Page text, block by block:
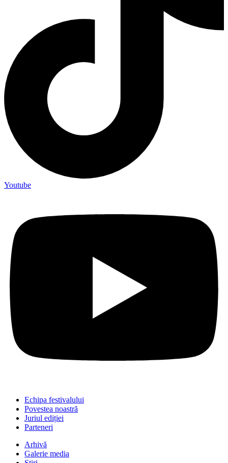
Youtube
Echipa festivalului
Povestea noastră
Juriul ediției
Parteneri
Arhivă
Galerie media